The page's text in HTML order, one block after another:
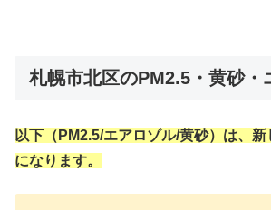
札幌市北区のPM2.5・黄砂・
以下（PM2.5/エアロゾル/黄砂）は、
になります。